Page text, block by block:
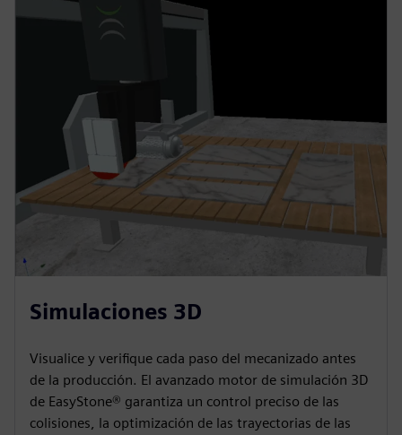
Simulaciones 3D
Visualice y verifique cada paso del mecanizado antes
de la producción. El avanzado motor de simulación 3D
de EasyStone® garantiza un control preciso de las
colisiones, la optimización de las trayectorias de las